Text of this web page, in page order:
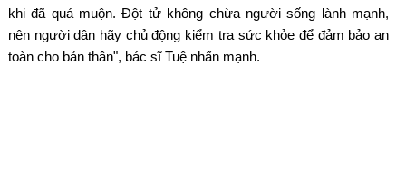
khi đã quá muộn. Đột tử không chừa người sống lành mạnh,
nên người dân hãy chủ động kiểm tra sức khỏe để đảm bảo an
toàn cho bản thân", bác sĩ Tuệ nhấn mạnh.